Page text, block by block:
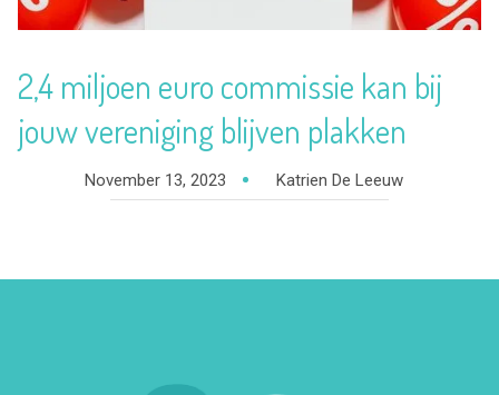
2,4 miljoen euro commissie kan bij
jouw vereniging blijven plakken
November 13, 2023 Katrien De Leeuw